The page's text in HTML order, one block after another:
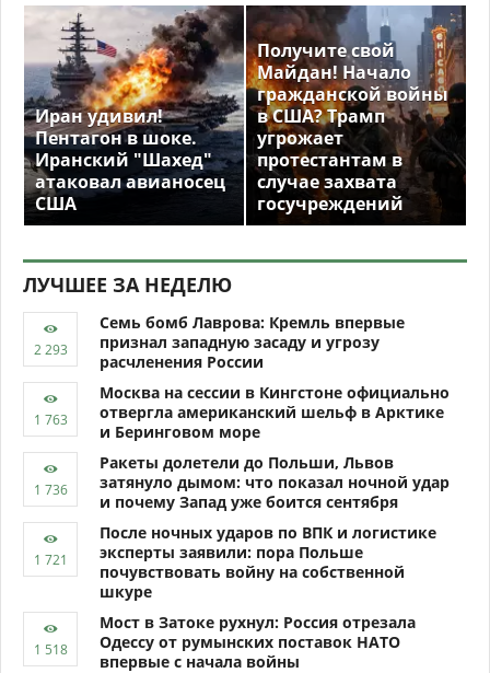
Иран удивил!
Пентагон в шоке.
Иранский "Шахед"
атаковал авианосец
США
Получите свой
Майдан! Начало
гражданской войны
в США? Трамп
угрожает
протестантам в
случае захвата
госучреждений
ЛУЧШЕЕ ЗА НЕДЕЛЮ
Семь бомб Лаврова: Кремль впервые
признал западную засаду и угрозу
расчленения России
Москва на сессии в Кингстоне официально
отвергла американский шельф в Арктике
и Беринговом море
Ракеты долетели до Польши, Львов
затянуло дымом: что показал ночной удар
и почему Запад уже боится сентября
После ночных ударов по ВПК и логистике
эксперты заявили: пора Польше
почувствовать войну на собственной
шкуре
Мост в Затоке рухнул: Россия отрезала
Одессу от румынских поставок НАТО
впервые с начала войны